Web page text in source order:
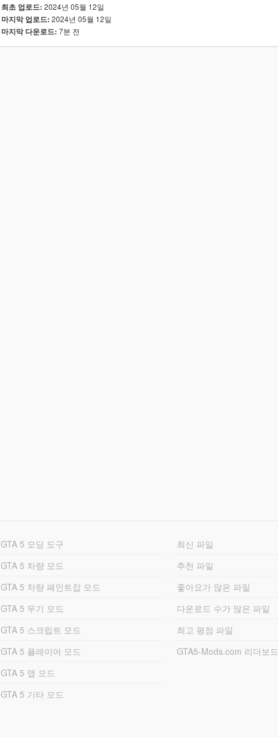
최초 업로드: 2024년 05월 12일
마지막 업로드: 2024년 05월 12일
마지막 다운로드: 7분 전
GTA 5 모딩 도구
GTA 5 차량 모드
GTA 5 차량 페인트잡 모드
GTA 5 무기 모드
GTA 5 스크립트 모드
GTA 5 플레이어 모드
GTA 5 맵 모드
GTA 5 기타 모드
최신 파일
추천 파일
좋아요가 많은 파일
다운로드 수가 많은 파일
최고 평점 파일
GTA5-Mods.com 리더보드